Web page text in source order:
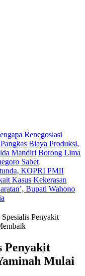
Renegosiasi
Pangkas Biaya Produksi,
Mandiri Borong Lima
Sabet
KOPRI PMII
Kasus Kekerasan
Bupati Wahono
Penyakit
Penyakit
Mulai